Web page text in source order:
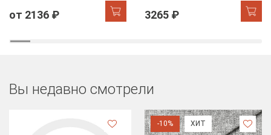
от 2136 ₽ 3265 ₽
Вы недавно смотрели
-10% ХИТ